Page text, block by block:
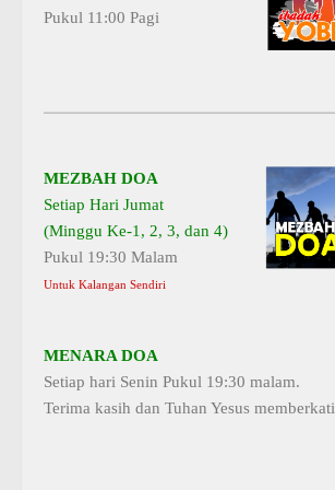
Pukul 11:00 Pagi
MEZBAH DOA
Setiap Hari Jumat
(Minggu Ke-1, 2, 3, dan 4)
Pukul 19:30 Malam
Untuk Kalangan Sendiri
MENARA DOA
Setiap hari Senin Pukul 19:30 malam.
Terima kasih dan Tuhan Yesus memberkati